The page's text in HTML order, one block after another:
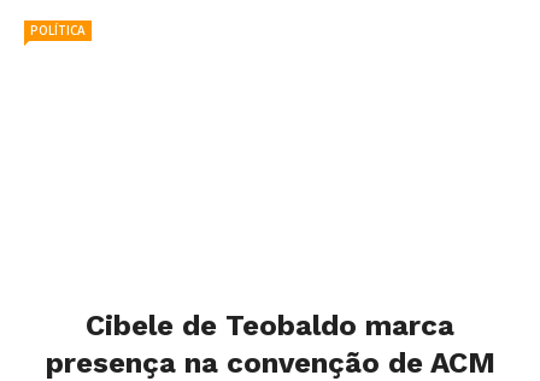
POLÍTICA
Cibele de Teobaldo marca
presença na convenção de ACM